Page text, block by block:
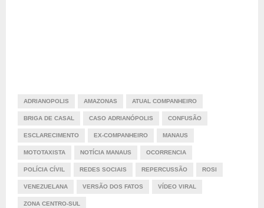
ADRIANOPOLIS AMAZONAS ATUAL COMPANHEIRO
BRIGA DE CASAL CASO ADRIANÓPOLIS CONFUSÃO
ESCLARECIMENTO EX-COMPANHEIRO MANAUS
MOTOTAXISTA NOTÍCIA MANAUS OCORRENCIA
POLÍCIA CÍVIL REDES SOCIAIS REPERCUSSÃO ROSI
VENEZUELANA VERSÃO DOS FATOS VÍDEO VIRAL
ZONA CENTRO-SUL